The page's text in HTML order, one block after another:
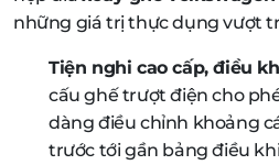
những giá trị thực dụng vượt
Tiện nghi cao cấp, điều
cấu ghế trượt điện cho
dàng điều chỉnh khoảng
trước tới gần bảng điều